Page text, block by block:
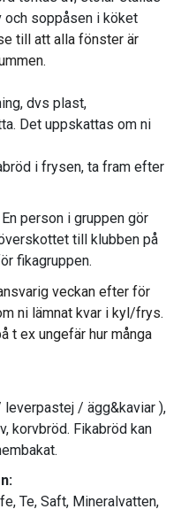
och soppåsen i köket
till att alla fönster är
dvs plast,
Det uppskattas om ni
i frysen, ta fram efter
person i gruppen gör
till klubben på
fikagruppen.
veckan efter för
ni lämnat kvar i kyl/frys.
t ex ungefär hur många
leverpastej / ägg&kaviar ),
korvbröd. Fikabröd kan
Te, Saft, Mineralvatten,